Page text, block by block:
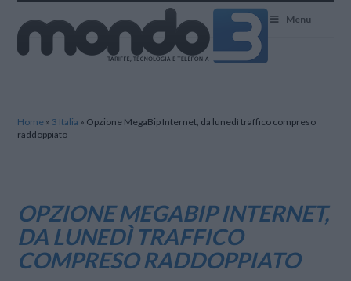
Menu
Home »3 Italia » Opzione MegaBip Internet, da lunedì traffico compreso
raddoppiato
OPZIONE MEGABIP INTERNET,
DA LUNEDÌ TRAFFICO
COMPRESO RADDOPPIATO